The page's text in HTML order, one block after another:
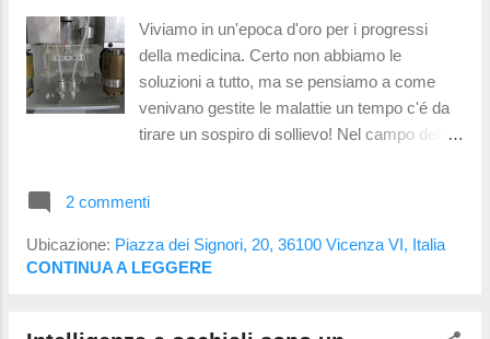
modificare le proprietá ottiche della lente ed il
andiamo a vedere cos'é un graffio; si tratta di
un microsolco, piú o meno profondo, sulla
superficie della lente. Abbiamo quindi una
Viviamo in un'epoca d'oro per i progressi
della medicina. Certo non abbiamo le
soluzioni a tutto, ma se pensiamo a come
venivano gestite le malattie un tempo c'é da
tirare un sospiro di sollievo! Nel campo della
e si sta lavorando ad una sorta di retina
artificiale. Vengono studiate e sviluppate
terapie che fanno pensare al miracolo !
2 commenti
Ubicazione: Piazza dei Signori, 20, 36100 Vicenza VI, Italia
CONTINUA A LEGGERE